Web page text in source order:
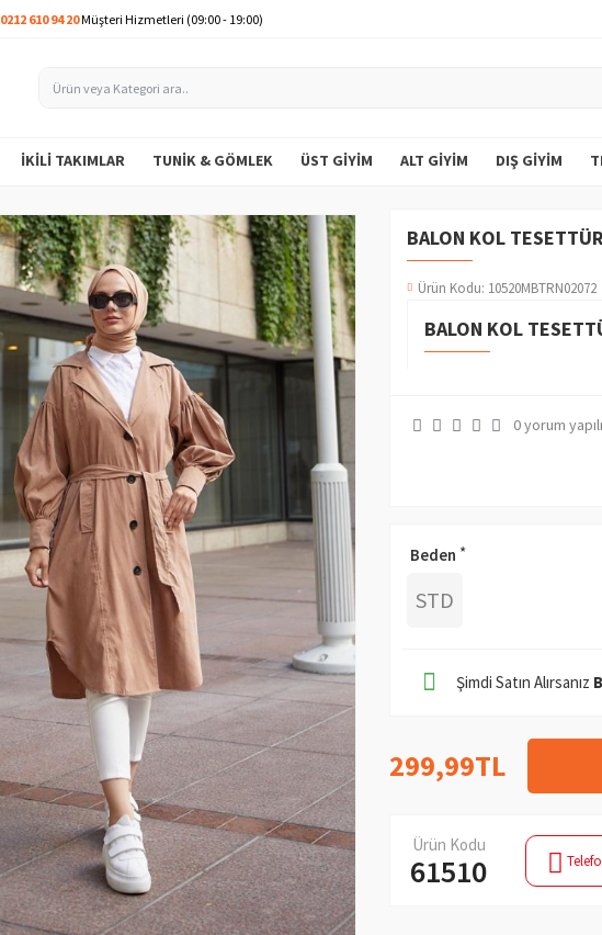
0212 610 94 20Müşteri Hizmetleri (09:00 - 19:00)
İKILI TAKIMLAR TUNIK & GÖMLEK ÜST GIYIM ALT GIYIM DIŞ GIYIM
BALON KOL
BALON KOL
Ürün Kodu: 10520MBTRN02072
0 yorum
Beden
STD
299,99TL
Şimdi Satın Alırsanız
Ürün Kodu
61510